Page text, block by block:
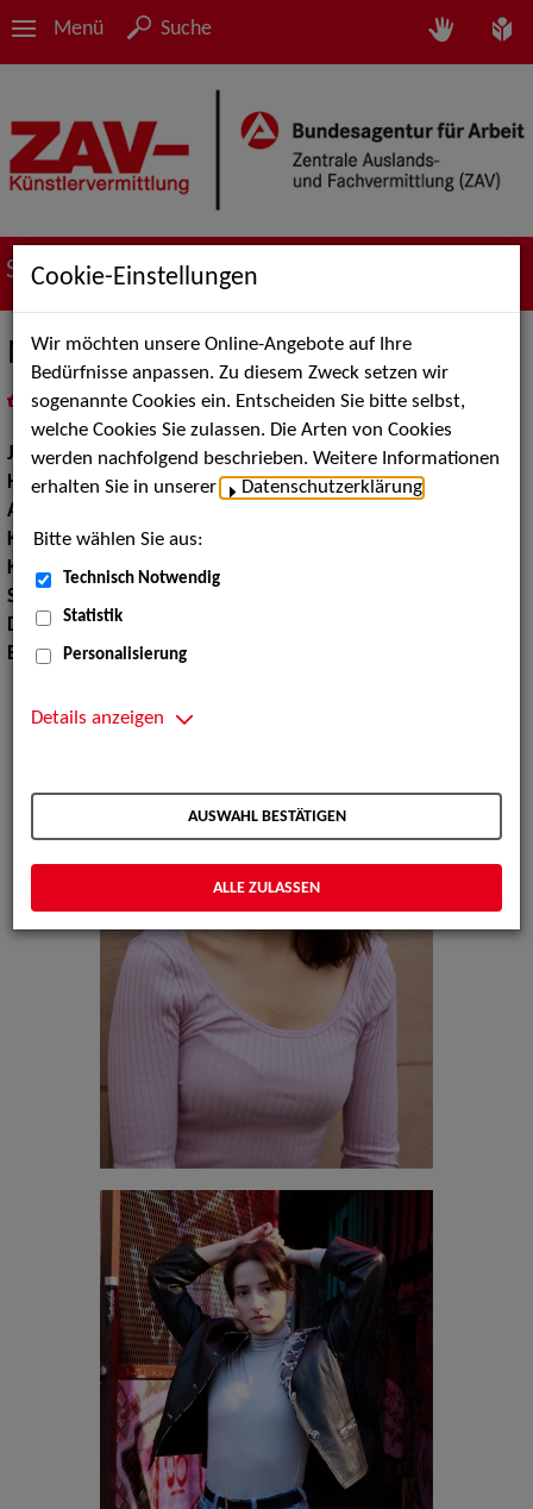
Menü Suche
Suche nach Künstler*innen
Moira Grohé
als PDF speichern
inMeine Merklistelegen
Jahrgang:1997
Haarfarbe:braun
Augenfarbe:
Körpergröße:174 cm
Konfektionsgröße:36
Sprachen:
Dialekte:Bayerisch
Erscheinungsbild:Südeuropäisch
Cookie-Einstellungen
Wir möchten unsere Online-Angebote auf Ihre
Bedürfnisse anpassen. Zu diesem Zweck setzen wir
sogenannte Cookies ein. Entscheiden Sie bitte selbst,
welche Cookies Sie zulassen. Die Arten von Cookies
werden nachfolgend beschrieben. Weitere Informationen
erhalten Sie in unserer
Datenschutzerklärung
Bitte wählen Sie aus:
Technisch Notwendig
Statistik
Personalisierung
Details anzeigen
AUSWAHL BESTÄTIGEN
ALLE ZULASSEN